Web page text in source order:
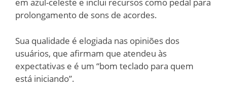
em azul-celeste e inclui recursos como pedal para
prolongamento de sons de acordes.
Sua qualidade é elogiada nas opiniões dos
usuários, que afirmam que atendeu às
expectativas e é um “bom teclado para quem
está iniciando”.